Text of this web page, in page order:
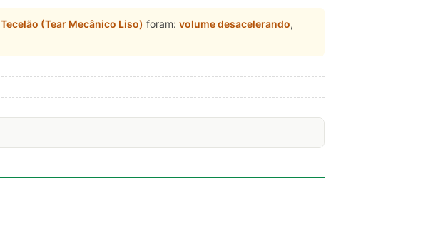
Tecelão (Tear Mecânico Liso) foram: volume desacelerando,